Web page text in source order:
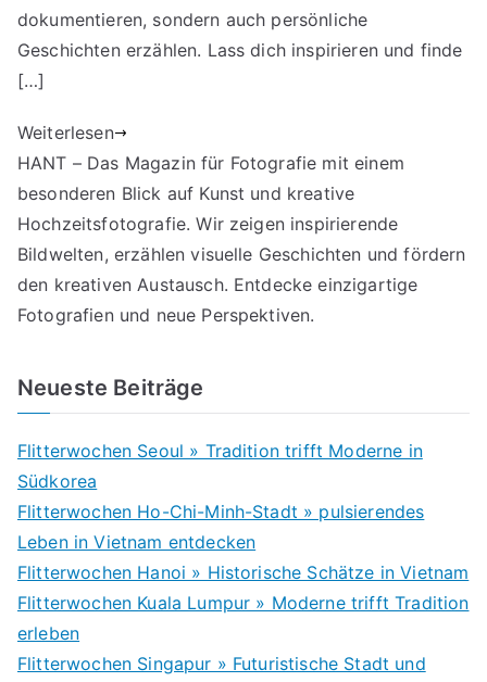
dokumentieren, sondern auch persönliche
Geschichten erzählen. Lass dich inspirieren und finde
[…]
Weiterlesen
HANT – Das Magazin für Fotografie mit einem
besonderen Blick auf Kunst und kreative
Hochzeitsfotografie. Wir zeigen inspirierende
Bildwelten, erzählen visuelle Geschichten und fördern
den kreativen Austausch. Entdecke einzigartige
Fotografien und neue Perspektiven.
Neueste Beiträge
Flitterwochen Seoul » Tradition trifft Moderne in
Südkorea
Flitterwochen Ho-Chi-Minh-Stadt » pulsierendes
Leben in Vietnam entdecken
Flitterwochen Hanoi » Historische Schätze in Vietnam
Flitterwochen Kuala Lumpur » Moderne trifft Tradition
erleben
Flitterwochen Singapur » Futuristische Stadt und